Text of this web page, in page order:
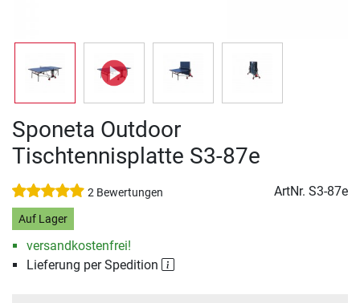
Sponeta Outdoor
Tischtennisplatte S3-87e
2 Bewertungen ArtNr. S3-87e
Auf Lager
versandkostenfrei!
Lieferung per Spedition